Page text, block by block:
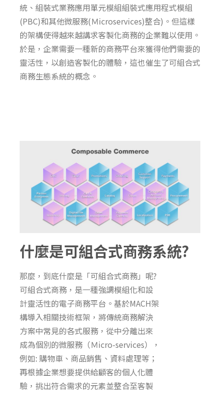
統、 組裝式業務應用單元模組組裝式應用程式模組
(PBC)和其他微服務(Ｍicroservices)整合)。但這樣
的架構使得越來越講求客製化商務的企業難以使用 。
於是 ， 企業需要一種新的商務平台來獲得他們需要的
靈活性 ， 以創造客製化的體驗 ， 這也催生了可組合式
商務生態系統的概念。
什麼是可組合式商務系統?
那麼，到底什麼是 「可組合式商務」呢?
可組合式商務 ， 是一種強調模組化和設
計靈活性的電子商務平台。基於MACH架
構導入相關技術框架，將傳統商務解決
方案中常見的各式服務，從中分離出來
成為個別的微服務（Ｍicro-services）
，
例如: 購物車 、 商品銷售、資料處理等 ；
再根據企業想要提供給顧客的個人化體
驗 ， 挑出符合需求的元素並整合至客製